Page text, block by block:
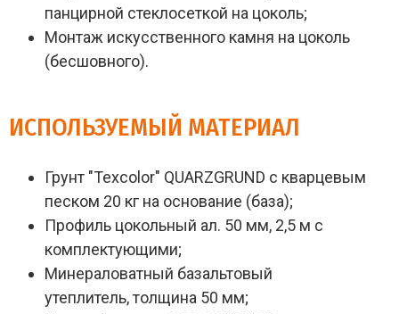
панцирной стеклосеткой на цоколь;
Монтаж искусственного камня на цоколь
(бесшовного).
ИСПОЛЬЗУЕМЫЙ МАТЕРИАЛ
Грунт "Texcolor" QUARZGRUND с кварцевым
песком 20 кг на основание (база);
Профиль цокольный ал. 50 мм, 2,5 м с
комплектующими;
Минераловатный базальтовый
утеплитель, толщина 50 мм;